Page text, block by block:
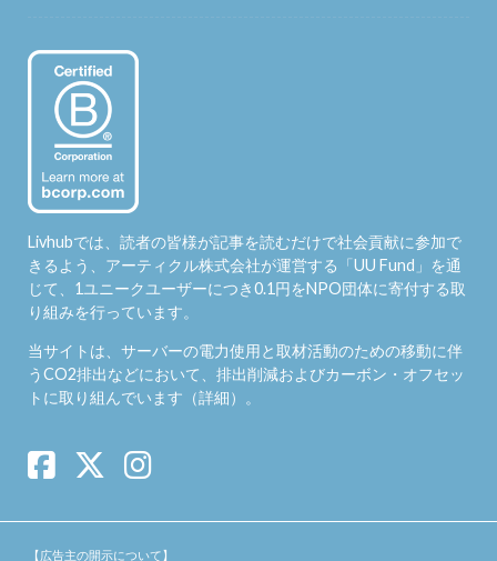
Livhubでは、読者の皆様が記事を読むだけで社会貢献に参加で
きるよう、アーティクル株式会社が運営する「UU Fund 」を通
じて、1ユニークユーザーにつき0.1円をNPO団体に寄付する取
り組みを行っています。
当サイトは、サーバーの電力使用と取材活動のための移動に伴
うCO2排出などにおいて、排出削減およびカーボン・オフセッ
トに取り組んでいます（詳細）。
【広告主の開示について】